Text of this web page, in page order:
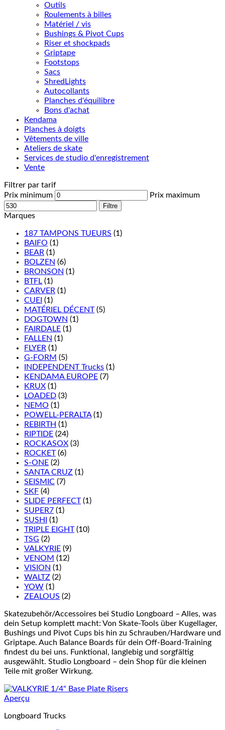
Outils
Roulements à billes
Matériel / vis
Bushings & Pivot Cups
Riser et shockpads
Griptape
Footstops
Sacs
ShredLights
Autocollants
Planches d'équilibre
Bons d'achat
Kendama
Planches à doigts
Vêtements de ville
Ateliers de skate
Services de studio d'enregistrement
Vente
Filtrer par tarif
Prix minimum
Prix maximum
Filtre
Marques
187 TAMPONS TUEURS (1)
BAIFO (1)
BEAR (1)
BOLZEN (6)
BRONSON (1)
BTFL (1)
CARVER (1)
CUEI (1)
MATÉRIEL DÉCENT (5)
DOGTOWN (1)
FAIRDALE (1)
FALLEN (1)
FLYER (1)
G-FORM (5)
INDEPENDENT Trucks (1)
KENDAMA EUROPE (7)
KRUX (1)
LOADED (3)
NEMO (1)
POWELL-PERALTA (1)
REBIRTH (1)
RIPTIDE (24)
ROCKASOX (3)
ROCKET (6)
S-ONE (2)
SANTA CRUZ (1)
SEISMIC (7)
SKF (4)
SLIDE PERFECT (1)
SUPER7 (1)
SUSHI
(1)
TRIPLE EIGHT (10)
TSG (2)
VALKYRIE (9)
VENOM (12)
VISION (1)
WALTZ (2)
YOW (1)
ZEALOUS (2)
Skatezubehör/Accessoires bei Studio Longboard – Alles, was
dein Setup komplett macht: Von Skate-Tools über Kugellager,
Bushings und Pivot Cups bis hin zu Schrauben/Hardware und
Griptape. Auch Balance Boards für dein Off-Board-Training
findest du bei uns. Funktional, langlebig und sorgfältig
ausgewählt. Studio Longboard – dein Shop für die kleinen
Teile mit großer Wirkung.
Aperçu
Longboard Trucks